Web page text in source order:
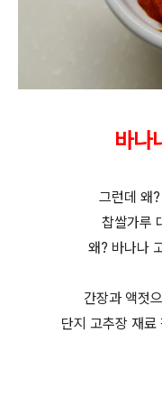
바나
그런데 왜
찹쌀가루
왜? 바나나
간장과 액젓
단지 고추장 재료